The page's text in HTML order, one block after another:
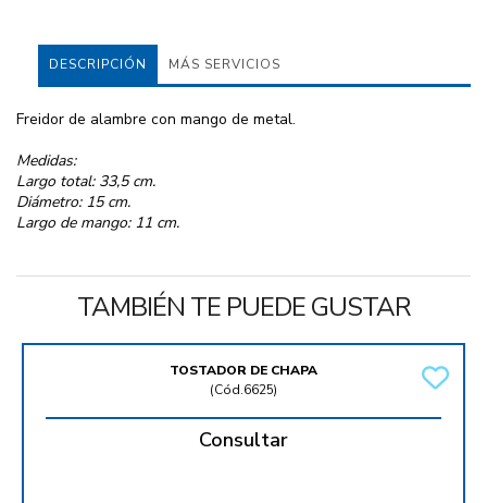
DESCRIPCIÓN MÁS SERVICIOS
Freidor de alambre con mango de metal.
Medidas:
Largo total: 33,5 cm.
Diámetro: 15 cm.
Largo de mango: 11 cm.
TAMBIÉN TE PUEDE GUSTAR
TOSTADOR DE CHAPA
(Cód.6625)
Consultar